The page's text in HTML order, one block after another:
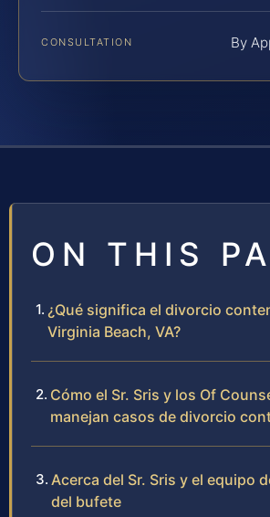
CONSULTATION By
ON THIS
¿Qué significa el divorcio
Virginia Beach, VA?
Cómo el Sr. Sris y los Of
manejan casos de divorcio
Acerca del Sr. Sris y el equipo
del bufete